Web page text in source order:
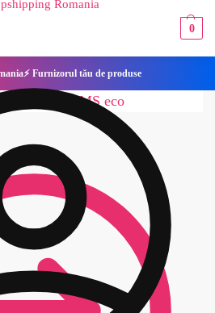
0
Furnizorul tău de produse